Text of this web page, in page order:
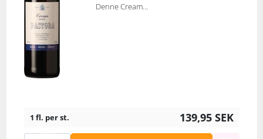
Denne Cream...
1 fl. per st. 139,95 SEK